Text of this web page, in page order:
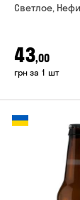
Светлое,
43,00
грн за 1 шт